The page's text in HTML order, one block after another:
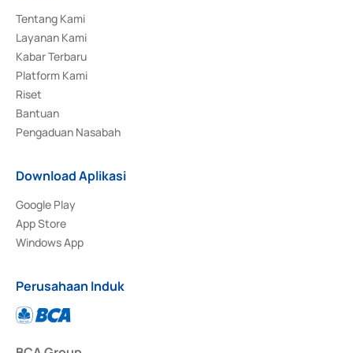
Tentang Kami
Layanan Kami
Kabar Terbaru
Platform Kami
Riset
Bantuan
Pengaduan Nasabah
Download Aplikasi
Google Play
App Store
Windows App
Perusahaan Induk